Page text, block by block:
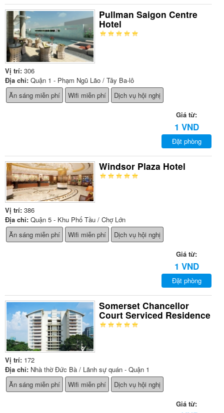
Pullman Saigon Centre
Hotel
Vị trí: 306
Địa chỉ: Quận 1 - Phạm Ngũ Lão / Tây Ba-lô
Ăn sáng miễn phí
Wifi miễn phí Dịch vụ hội nghị
Giá từ:
1 VND
Đặt phòng
Windsor Plaza Hotel
Vị trí: 386
Địa chỉ: Quận 5 - Khu Phố Tầu / Chợ Lớn
Ăn sáng miễn phí
Wifi miễn phí Dịch vụ hội nghị
Giá từ:
1 VND
Đặt phòng
Somerset Chancellor
Court Serviced Residence
Vị trí: 172
Địa chỉ: Nhà thờ Đức Bà / Lãnh sự quán - Quận 1
Ăn sáng miễn phí
Wifi miễn phí Dịch vụ hội nghị
Giá từ: